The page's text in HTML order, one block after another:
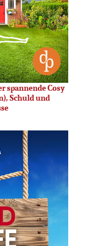
spannende Cosy
Schuld und